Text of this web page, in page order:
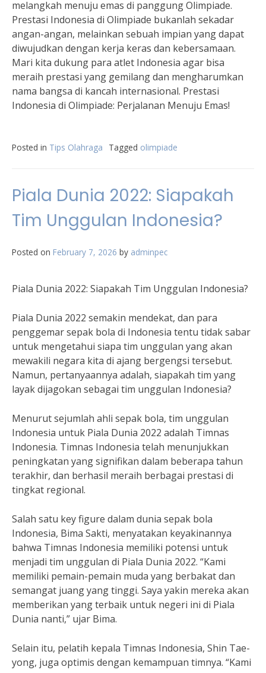
melangkah menuju emas di panggung Olimpiade.
Prestasi Indonesia di Olimpiade bukanlah sekadar
angan-angan, melainkan sebuah impian yang dapat
diwujudkan dengan kerja keras dan kebersamaan.
Mari kita dukung para atlet Indonesia agar bisa
meraih prestasi yang gemilang dan mengharumkan
nama bangsa di kancah internasional. Prestasi
Indonesia di Olimpiade: Perjalanan Menuju Emas!
Posted in Tips Olahraga Tagged olimpiade
Piala Dunia 2022: Siapakah
Tim Unggulan Indonesia?
Posted on February 7, 2026 by adminpec
Piala Dunia 2022: Siapakah Tim Unggulan Indonesia?
Piala Dunia 2022 semakin mendekat, dan para
penggemar sepak bola di Indonesia tentu tidak sabar
untuk mengetahui siapa tim unggulan yang akan
mewakili negara kita di ajang bergengsi tersebut.
Namun, pertanyaannya adalah, siapakah tim yang
layak dijagokan sebagai tim unggulan Indonesia?
Menurut sejumlah ahli sepak bola, tim unggulan
Indonesia untuk Piala Dunia 2022 adalah Timnas
Indonesia. Timnas Indonesia telah menunjukkan
peningkatan yang signifikan dalam beberapa tahun
terakhir, dan berhasil meraih berbagai prestasi di
tingkat regional.
Salah satu key figure dalam dunia sepak bola
Indonesia, Bima Sakti, menyatakan keyakinannya
bahwa Timnas Indonesia memiliki potensi untuk
menjadi tim unggulan di Piala Dunia 2022. “Kami
memiliki pemain-pemain muda yang berbakat dan
semangat juang yang tinggi. Saya yakin mereka akan
memberikan yang terbaik untuk negeri ini di Piala
Dunia nanti,” ujar Bima.
Selain itu, pelatih kepala Timnas Indonesia, Shin Tae-
yong, juga optimis dengan kemampuan timnya. “Kami